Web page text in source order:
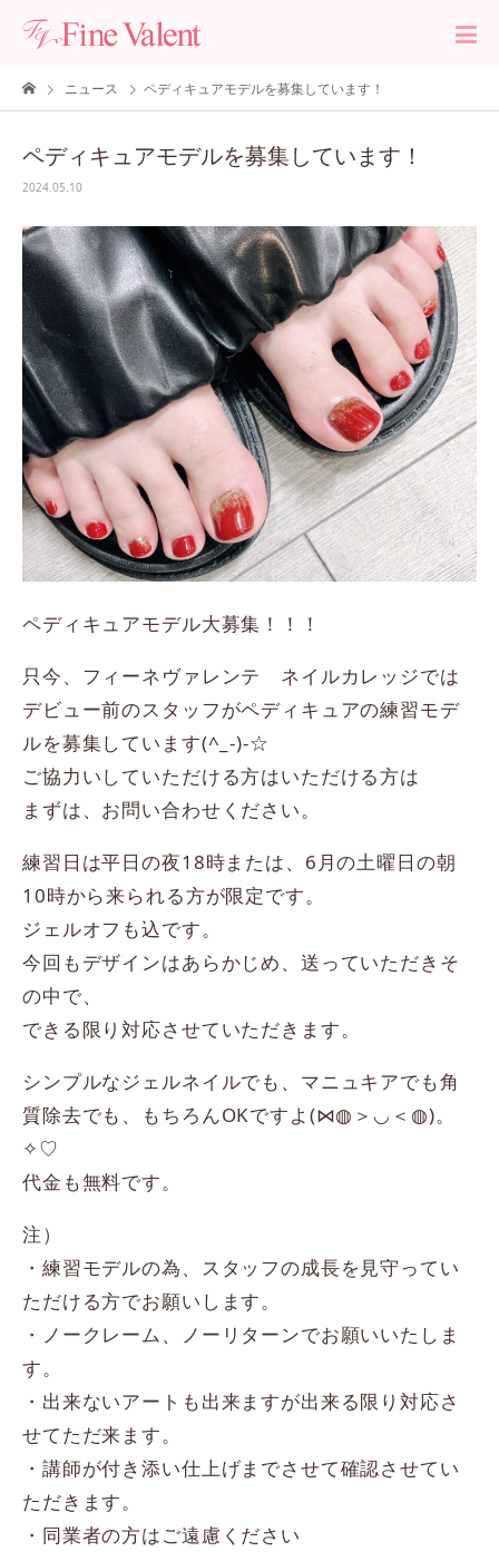
ニュース ペディキュアモデルを募集しています！
ペディキュアモデルを募集しています！
2024.05.10
ペディキュアモデル大募集！！！
只今、フィーネヴァレンテ ネイルカレッジでは
デビュー前のスタッフがペディキュアの練習モデ
ルを募集しています(^_-)-☆
ご協力いしていただける方はいただける方は
まずは、お問い合わせください。
練習日は平日の夜18時または、6月の土曜日の朝
10時から来られる方が限定です。
ジェルオフも込です。
今回もデザインはあらかじめ、送っていただきそ
の中で、
できる限り対応させていただきます。
シンプルなジェルネイルでも、マニュキアでも角
質除去でも、もちろんOKですよ(⋈◍＞◡＜◍)。
✧♡
代金も無料です。
注）
・練習モデルの為、スタッフの成長を見守ってい
ただける方でお願いします。
・ノークレーム、ノーリターンでお願いいたしま
す。
・出来ないアートも出来ますが出来る限り対応さ
せてただ来ます。
・講師が付き添い仕上げまでさせて確認させてい
ただきます。
・同業者の方はご遠慮ください